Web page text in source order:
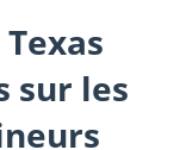
sur les